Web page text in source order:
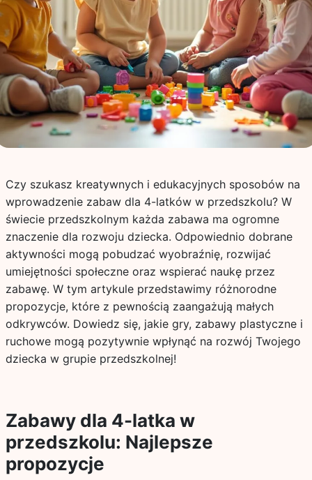
Czy szukasz kreatywnych i edukacyjnych sposobów na
wprowadzenie zabaw dla 4-latków w przedszkolu? W
świecie przedszkolnym każda zabawa ma ogromne
znaczenie dla rozwoju dziecka. Odpowiednio dobrane
aktywności mogą pobudzać wyobraźnię, rozwijać
umiejętności społeczne oraz wspierać naukę przez
zabawę. W tym artykule przedstawimy różnorodne
propozycje, które z pewnością zaangażują małych
odkrywców. Dowiedz się, jakie gry, zabawy plastyczne i
ruchowe mogą pozytywnie wpłynąć na rozwój Twojego
dziecka w grupie przedszkolnej!
Zabawy dla 4-latka w
przedszkolu: Najlepsze
propozycje